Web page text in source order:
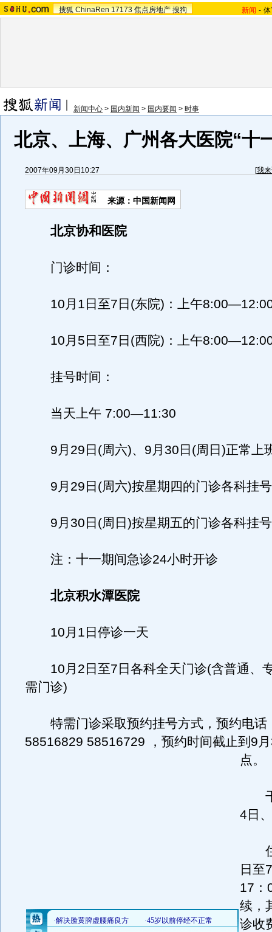
搜狐 ChinaRen 17173 焦点房地产 搜狗 新闻 -
新闻中心 > 国内新闻 > 国内要闻 > 时事
北京、上海、广州各大医院“十
2007年09月30日10:27 [我
来源：中国新闻网
北京协和医院
门诊时间：
10月1日至7日(东院)：上午
10月5日至7日(西院)：上午
挂号时间：
当天上午 7:00—11:30
9月29日(周六)、9月30日(周日)正常上
9月29日(周六)按星期四的门诊各科挂号
9月30日(周日)按星期五的门诊各科挂号
注：十一期间急诊24小时开诊
北京积水潭医院
10月1日停诊一天
10月2日至7日各科全天门诊(含普通、
需门诊)
特需门诊采取预约挂号方式，预约电话
58516829 58516729 ，预约时间截止到9
点。
干
4日
住
日至
17：
续，
诊收